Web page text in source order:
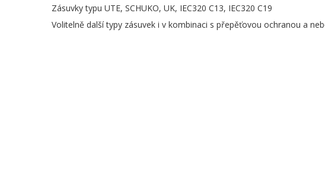
Zásuvky typu UTE, SCHUKO, UK, IEC320 C13, IEC320 C19
Volitelně další typy zásuvek i v kombinaci s přepěťovou ochranou a